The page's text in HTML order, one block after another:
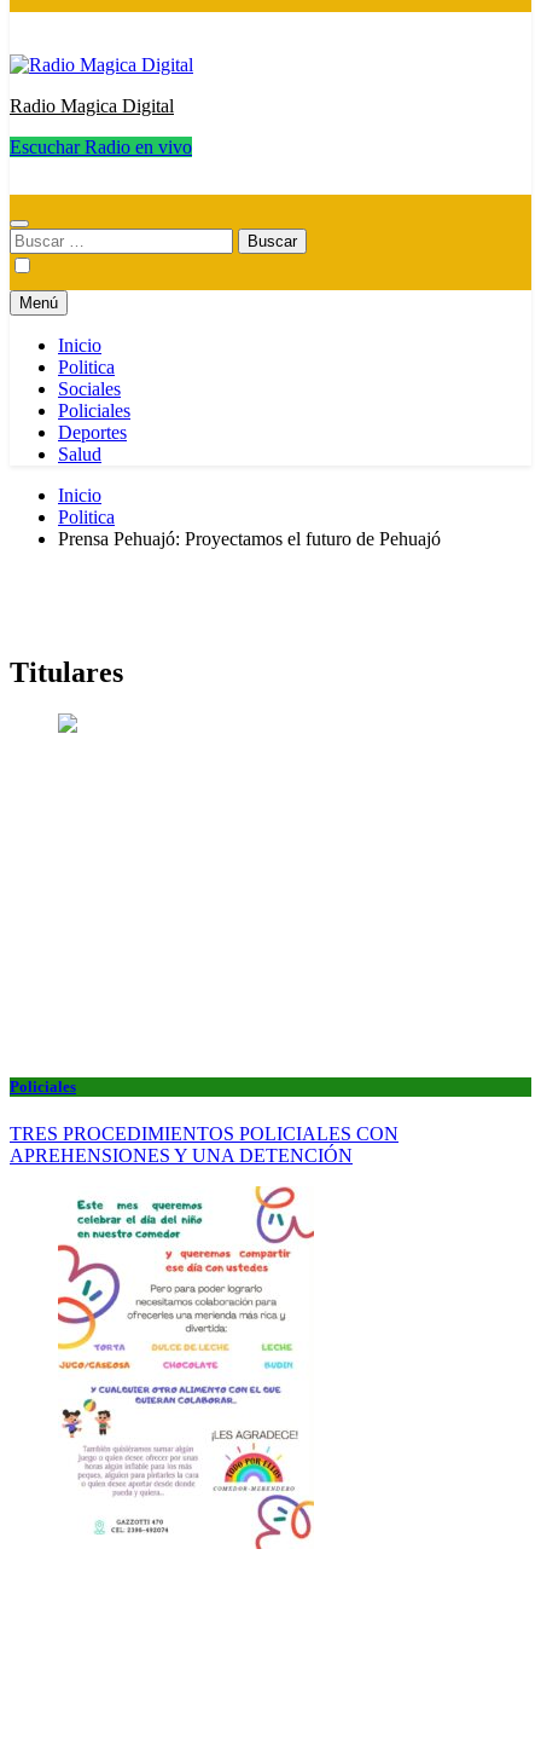
Radio Magica Digital
Escuchar Radio en vivo
Buscar:
Menú
Inicio
Politica
Sociales
Policiales
Deportes
Salud
Inicio
Politica
Prensa Pehuajó: Proyectamos el futuro de Pehuajó
Titulares
Policiales
TRES PROCEDIMIENTOS POLICIALES CON
APREHENSIONES Y UNA DETENCIÓN